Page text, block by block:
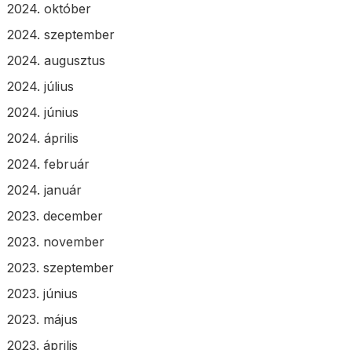
2024. október
2024. szeptember
2024. augusztus
2024. július
2024. június
2024. április
2024. február
2024. január
2023. december
2023. november
2023. szeptember
2023. június
2023. május
2023. április